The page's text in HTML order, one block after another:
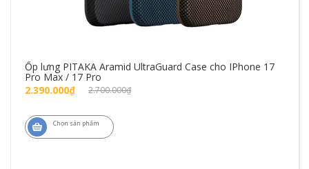
Ốp lưng PITAKA Aramid UltraGuard Case cho IPhone 17
Pro Max / 17 Pro
2.390.000₫
2.700.000₫
Chọn sản phẩm